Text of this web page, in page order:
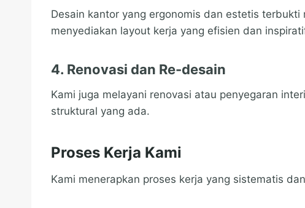
Desain kantor yang ergonomis dan estetis
menyediakan layout kerja yang efisien dan
4. Renovasi dan Re-desain
Kami juga melayani renovasi atau penyegaran
struktural yang ada.
Proses Kerja Kami
Kami menerapkan proses kerja yang sistematis